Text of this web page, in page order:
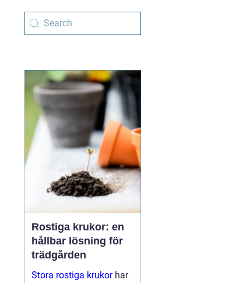
Rostiga krukor: en
hållbar lösning för
trädgården
Stora rostiga krukorhar